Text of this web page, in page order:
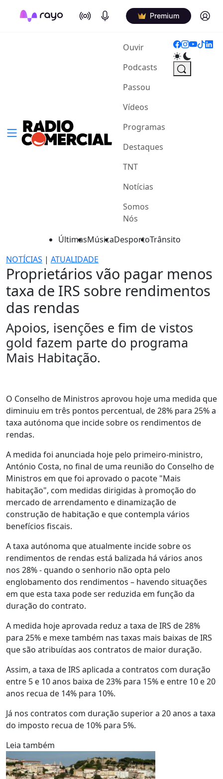
On Air Podcasts Premium Log in
Ouvir(current)
Podcasts
Passou
Vídeos
Programas
Destaques
TNT
Notícias
Somos
Nós
ÚltimasMúsicaDesportoTrânsito
NOTÍCIAS | ATUALIDADE
Proprietários vão pagar menos
taxa de IRS sobre rendimentos
das rendas
Apoios, isenções e fim de vistos
gold fazem parte do programa
Mais Habitação.
O Conselho de Ministros aprovou hoje uma medida que
diminuiu em três pontos percentual, de 28% para 25% a
taxa autónoma que incide sobre os rendimentos de
rendas.
A medida foi anunciada hoje pelo primeiro-ministro,
António Costa, no final de uma reunião do Conselho de
Ministros em que foi aprovado o pacote "Mais
habitação", com medidas dirigidas à promoção do
mercado de arrendamento e dinamização de
construção de habitação e que contempla vários
benefícios fiscais.
A taxa autónoma que atualmente incide sobre os
rendimentos de rendas está balizada há vários anos
nos 28% - quando o senhorio não opta pelo
englobamento dos rendimentos – havendo situações
em que esta taxa pode ser reduzida em função da
duração do contrato.
A medida hoje aprovada reduz a taxa de IRS de 28%
para 25% e mexe também nas taxas mais baixas de IRS
que são atribuídas aos contratos de maior duração.
Assim, a taxa de IRS aplicada a contratos com duração
entre 5 e 10 anos baixa de 23% para 15% e entre 10 e 20
anos recua de 14% para 10%.
Já nos contratos com duração superior a 20 anos a taxa
do imposto recua de 10% para 5%.
Leia também